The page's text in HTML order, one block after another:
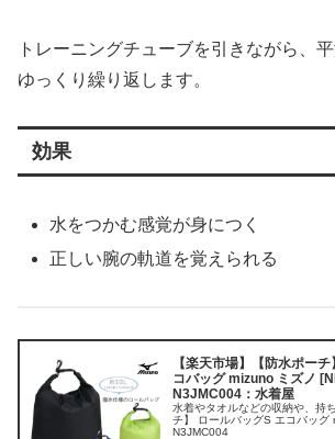
トレーニングチューブを引きながら、
ゆっくり繰り返します。
効果
水をつかむ感覚が身につく
正しい腕の軌道を覚えられる
【楽天市場】【防水ポー
コバッグ mizuno ミズノ
N3JMC004：水着屋
水着やタオルなどの収納や、持
チ】 ロールバッグS エコバッグ
N3JMC004